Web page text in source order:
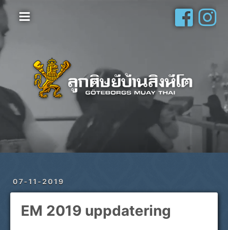
07-11-2019
EM 2019 uppdatering
Hem
Om oss
Schema
Privatlektioner